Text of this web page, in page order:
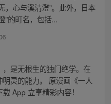
，心与溪清澄”。此外，日本
”的町名，包括...
是无根生的独门绝学。在
灵的能力。 原漫画《一人
App 立享精彩内容！